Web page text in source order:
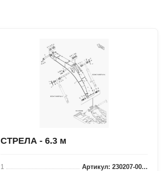
СТРЕЛА - 6.3 м
1
Артикул: 230207-00...